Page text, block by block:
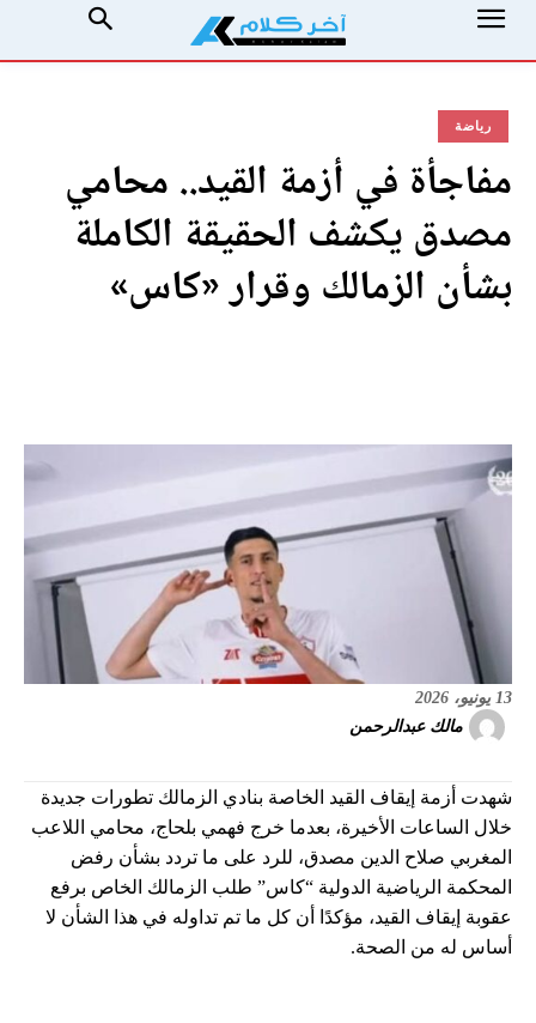
رياضة
مفاجأة في أزمة القيد.. محامي
مصدق يكشف الحقيقة الكاملة
بشأن الزمالك وقرار «كاس»
13 يونيو، 2026
مالك عبدالرحمن
شهدت أزمة إيقاف القيد الخاصة بنادي الزمالك تطورات جديدة
خلال الساعات الأخيرة، بعدما خرج فهمي بلحاج، محامي اللاعب
المغربي صلاح الدين مصدق، للرد على ما تردد بشأن رفض
المحكمة الرياضية الدولية “كاس” طلب الزمالك الخاص برفع
عقوبة إيقاف القيد، مؤكدًا أن كل ما تم تداوله في هذا الشأن لا
أساس له من الصحة.